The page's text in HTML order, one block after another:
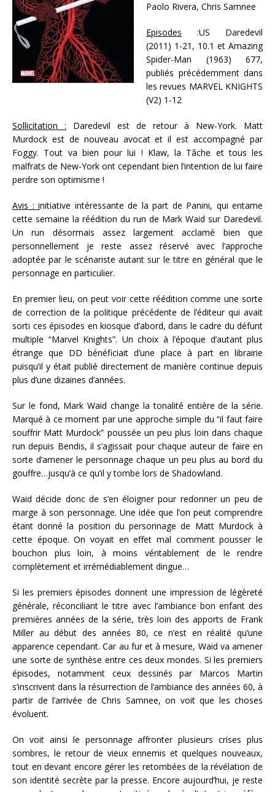
Paolo Rivera, Chris Samnee
Episodes :US Daredevil
(2011) 1-21, 10.1 et Amazing
Spider-Man (1963) 677,
publiés précédemment dans
les revues MARVEL KNIGHTS
(V2) 1-12
Sollicitation : Daredevil est de retour à New-York. Matt
Murdock est de nouveau avocat et il est accompagné par
Foggy. Tout va bien pour lui ! Klaw, la Tâche et tous les
malfrats de New-York ont cependant bien l’intention de lui faire
perdre son optimisme !
Avis : initiative intéressante de la part de Panini, qui entame
cette semaine la réédition du run de Mark Waid sur Daredevil.
Un run désormais assez largement acclamé bien que
personnellement je reste assez réservé avec l’approche
adoptée par le scénariste autant sur le titre en général que le
personnage en particulier.
En premier lieu, on peut voir cette réédition comme une sorte
de correction de la politique précédente de l’éditeur qui avait
sorti ces épisodes en kiosque d’abord, dans le cadre du défunt
multiple “Marvel Knights”. Un choix à l’époque d’autant plus
étrange que DD bénéficiait d’une place à part en librairie
puisqu’il y était publié directement de manière continue depuis
plus d’une dizaines d’années.
Sur le fond, Mark Waid change la tonalité entière de la série.
Marqué à ce moment par une approche simple du “il faut faire
souffrir Matt Murdock” poussée un peu plus loin dans chaque
run depuis Bendis, il s’agissait pour chaque auteur de faire en
sorte d’amener le personnage chaque un peu plus au bord du
gouffre…jusqu’à ce qu’il y tombe lors de Shadowland.
Waid décide donc de s’en éloigner pour redonner un peu de
marge à son personnage. Une idée que l’on peut comprendre
étant donné la position du personnage de Matt Murdock à
cette époque. On voyait en effet mal comment pousser le
bouchon plus loin, à moins véritablement de le rendre
complètement et irrémédiablement dingue…
Si les premiers épisodes donnent une impression de légèreté
générale, réconciliant le titre avec l’ambiance bon enfant des
premières années de la série, très loin des apports de Frank
Miller au début des années 80, ce n’est en réalité qu’une
apparence cependant. Car au fur et à mesure, Waid va amener
une sorte de synthèse entre ces deux mondes. Si les premiers
épisodes, notamment ceux dessinés par Marcos Martin
s’inscrivent dans la résurrection de l’ambiance des années 60, à
partir de l’arrivée de Chris Samnee, on voit que les choses
évoluent.
On voit ainsi le personnage affronter plusieurs crises plus
sombres, le retour de vieux ennemis et quelques nouveaux,
tout en devant encore gérer les retombées de la révélation de
son identité secrète par la presse. Encore aujourd’hui, je reste